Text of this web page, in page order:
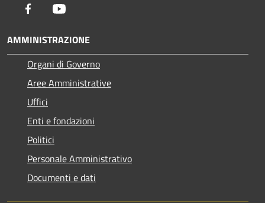
Facebook
AMMINISTRAZIONE
Organi di Governo
Aree Amministrative
Uffici
Enti e fondazioni
Politici
Personale Amministrativo
Documenti e dati